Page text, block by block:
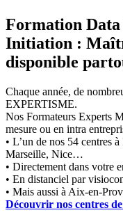
Formation
Initiation :
disponible
Chaque année, de
EXPERTISME.
Nos Formateurs Experts
mesure ou en intra
• L’un de nos 54 centres
Marseille, Nice…
• Directement dans votre
• En distanciel par
• Mais aussi à Aix-en-
Découvrir nos centres